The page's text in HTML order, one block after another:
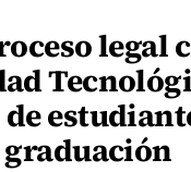
legal
graduación